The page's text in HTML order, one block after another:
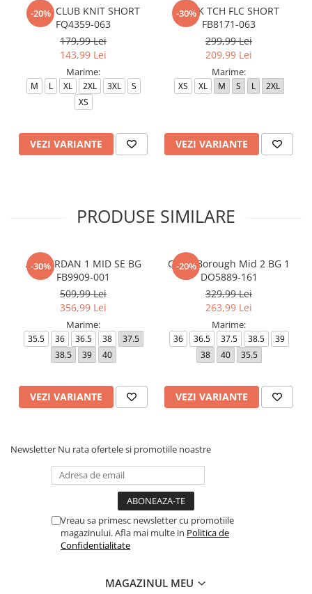
-20%
M NK CLUB KNIT SHORT
FQ4359-063
179,99 Lei
143,99 Lei
Marime:
M L XL 2XL 3XL
S
XS
VEZI VARIANTE
-30%
M NK TCH FLC SHORT
FB8171-063
299,99 Lei
209,99 Lei
Marime:
XS XL M S L 2XL
VEZI VARIANTE
PRODUSE SIMILARE
-30%
AIR JORDAN 1 MID SE BG
FB9909-001
509,99 Lei
356,99 Lei
Marime:
35.5 36 36.5 38
37.5
38.5
39 40
VEZI VARIANTE
-20%
Court Borough Mid 2 BG 1
DO5889-161
329,99 Lei
263,99 Lei
Marime:
36 36.5 37.5 38.5
39
38
40 35.5
VEZI VARIANTE
Newsletter Nu rata ofertele si promotiile noastre
Vreau sa primesc newsletter cu promotiile
magazinului. Afla mai multe in Politica de
Confidentialitate
MAGAZINUL MEU